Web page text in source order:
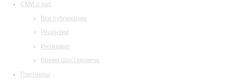
СМИ о нас
Все публикации
Рецензии
Интервью
Время Шостаковича
Партнеры